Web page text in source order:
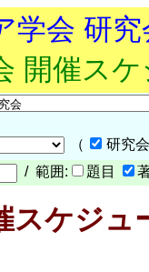
学会 研
開催ス
（
研究
/ 範囲: 題目
スケジュ